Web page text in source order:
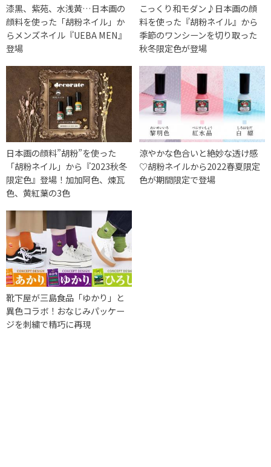
漆黒、紫苑、水浅黄…日本画の
顔料を使った「胡粉ネイル」か
らメンズネイル『UEBA MEN』
登場
こっくり和モダン♪日本画の顔
料を使った『胡粉ネイル』から
季節のワンシーンを切り取った
秋冬限定色が登場
日本画の顔料”胡粉”を使った
「胡粉ネイル」から『2023秋冬
限定色』登場！加加阿色、煉瓦
色、黄紅葉の3色
涼やかな色合いと絶妙な透け感
♡胡粉ネイルから2022春夏限定
色が期間限定で登場
靴下屋が三島食品「ゆかり」と
異色コラボ！おなじみパッケー
ジを刺繍で精巧に再現